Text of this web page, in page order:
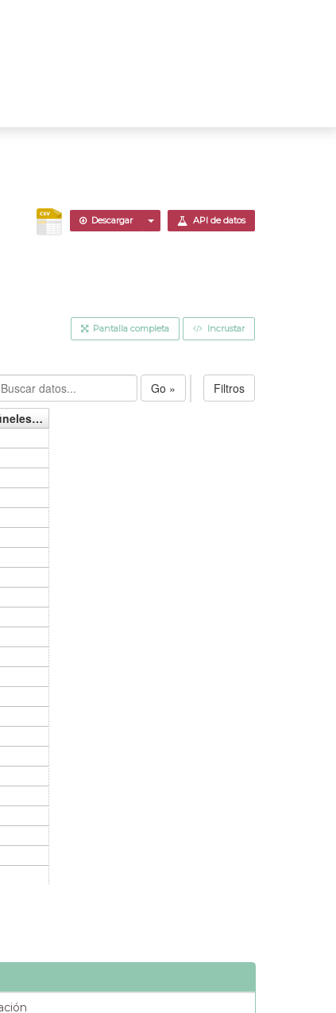
Descargar API de datos
Pantalla completa Incrustar